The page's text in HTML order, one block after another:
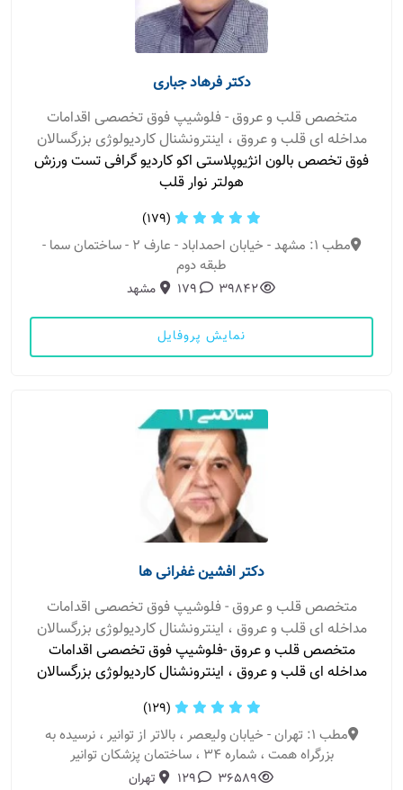
دکتر فرهاد جباری
متخصص قلب و عروق - فلوشیپ فوق تخصصی اقدامات
مداخله ای قلب و عروق ، اینترونشنال کاردیولوژی بزرگسالان
فوق تخصص بالون انژیوپلاستی اکو کاردیو گرافی تست ورزش
هولتر نوار قلب
(179)
مطب 1: مشهد - خیابان احمداباد - عارف 2 - ساختمان سما -
طبقه دوم
39842
179 مشهد
نمایش پروفایل
دکتر افشین غفرانی ها
متخصص قلب و عروق - فلوشیپ فوق تخصصی اقدامات
مداخله ای قلب و عروق ، اینترونشنال کاردیولوژی بزرگسالان
متخصص قلب و عروق -فلوشیپ فوق تخصصی اقدامات
مداخله ای قلب و عروق ، اینترونشنال کاردیولوژی بزرگسالان
(129)
مطب 1: تهران - خیابان ولیعصر ، بالاتر از توانیر ، نرسیده به
بزرگراه همت ، شماره 34 ، ساختمان پزشکان توانیر
36589
129 تهران